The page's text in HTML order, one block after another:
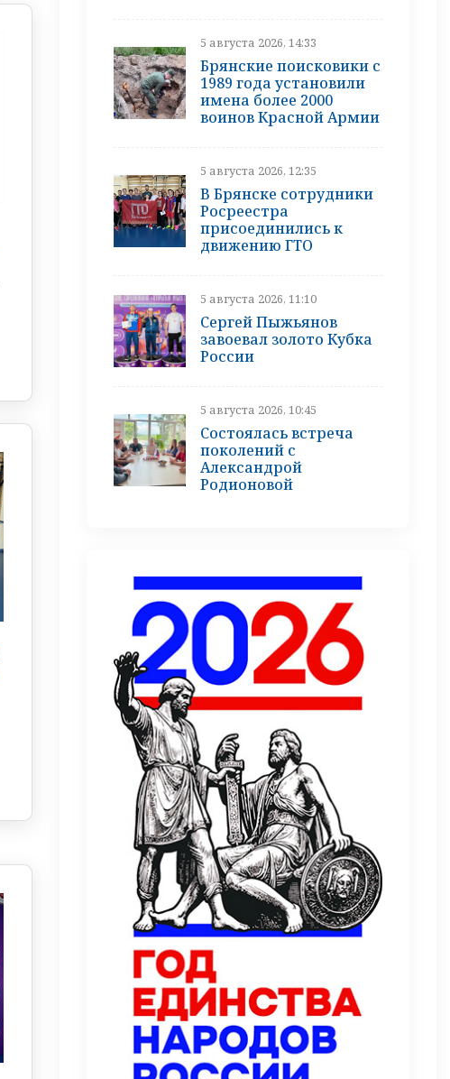
5 августа 2026, 14:33
Брянские поисковики с
1989 года установили
имена более 2000
воинов Красной Армии
5 августа 2026, 12:35
В Брянске сотрудники
Росреестра
присоединились к
движению ГТО
5 августа 2026, 11:10
Сергей Пыжьянов
завоевал золото Кубка
России
5 августа 2026, 10:45
Состоялась встреча
поколений с
Александрой
Родионовой